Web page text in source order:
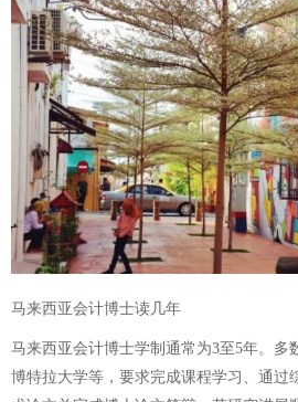
马来西亚会计博士读几年
马来西亚会计博士学制通常为3至5年。多
博特拉大学等，要求完成课程学习、通过